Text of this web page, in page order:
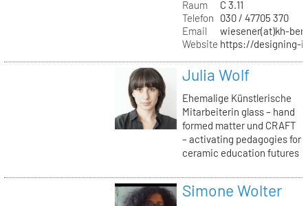
Raum
C 3.11
Telefon
030 / 47705 370
Email
wiesener(at)kh-
Website https://designing-
Julia Wolf
Ehemalige Künstlerische
Mitarbeiterin glass – hand
formed matter und CRAFT
– activating pedagogies for
ceramic education futures
Simone Wolter